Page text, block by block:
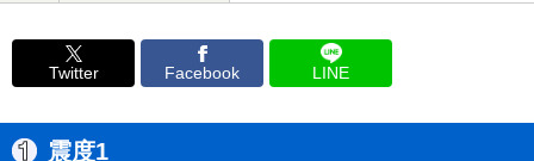
Twitter Facebook LINE
震度1